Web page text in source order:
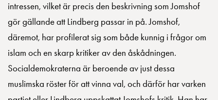
intressen, vilket är precis den beskrivning som Jomshof
gör gällande att Lindberg passar in på. Jomshof,
däremot, har profilerat sig som både kunnig i frågor om
islam och en skarp kritiker av den åskådningen.
Socialdemokraterna är beroende av just dessa
muslimska röster för att vinna val, och därför har varken